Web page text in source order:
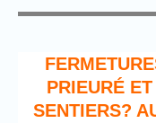
PRIEURÉ
SENTIERS?